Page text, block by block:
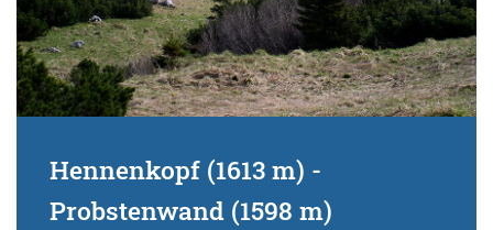
Hennenkopf (1613 m) -
Probstenwand (1598 m)